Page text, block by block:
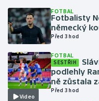
Lyže a snowboard
Moderní pětiboj
Motorsport
Olympijské hry
FOTBAL
Fotbalisty
německý
Před 3 hod
Video
FOTBAL
SESTŘIH
podlehly
ně zůstala
Před 3 hod